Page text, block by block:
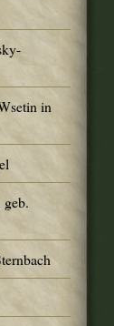
in